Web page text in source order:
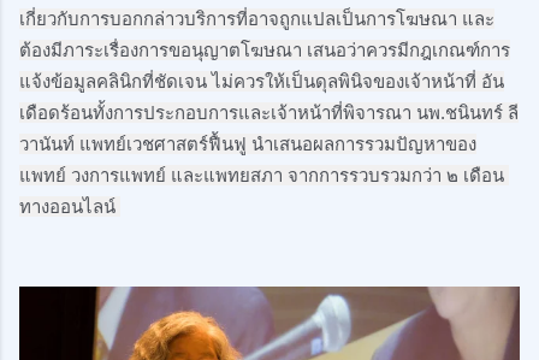
เกี่ยวกับการบอกกล่าวบริการที่อาจถูกแปลเป็นการโฆษณา และ
ต้องมีภาระเรื่องการขอนุญาตโฆษณา เสนอว่าควรมีกฎเกณฑ์การ
แจ้งข้อมูลคลินิกที่ชัดเจน ไม่ควรให้เป็นดุลพินิจของเจ้าหน้าที่ อัน
เดือดร้อนทั้งการประกอบการและเจ้าหน้าที่พิจารณา นพ.ชนินทร์ ลี
วานันท์ แพทย์เวชศาสตร์ฟื้นฟู นำเสนอผลการรวมปัญหาของ
แพทย์ วงการแพทย์ และแพทยสภา จากการรวบรวมกว่า ๒ เดือน
ทางออนไลน์